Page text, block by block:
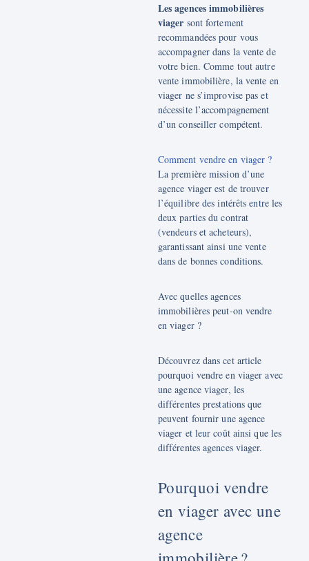
Les agences immobilières
viager sont fortement
recommandées pour vous
accompagner dans la vente de
votre bien. Comme tout autre
vente immobilière, la vente en
viager ne s’improvise pas et
nécessite l’accompagnement
d’un conseiller compétent.
Comment vendre en viager ?
La première mission d’une
agence viager est de trouver
l’équilibre des intérêts entre les
deux parties du contrat
(vendeurs et acheteurs),
garantissant ainsi une vente
dans de bonnes conditions.
Avec quelles agences
immobilières peut-on vendre
en viager ?
Découvrez dans cet article
pourquoi vendre en viager avec
une agence viager, les
différentes prestations que
peuvent fournir une agence
viager et leur coût ainsi que les
différentes agences viager.
Pourquoi vendre
en viager avec une
agence